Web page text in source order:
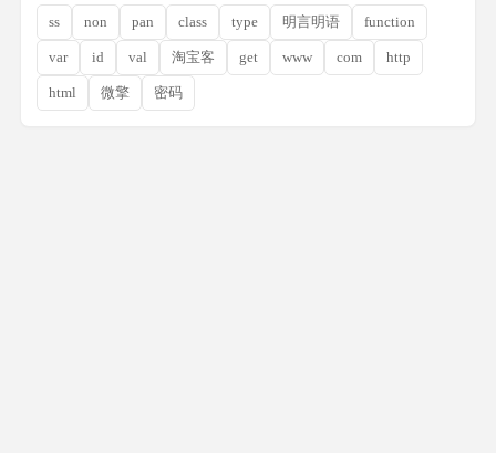
ss non pan class type 明言明语 function
var id val 淘宝客 get www com http
html 微擎 密码